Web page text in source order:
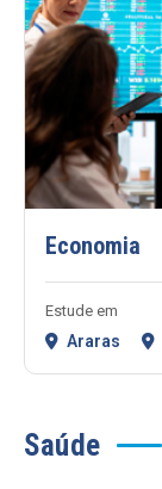
Economia
Estude em
Araras
Saúde